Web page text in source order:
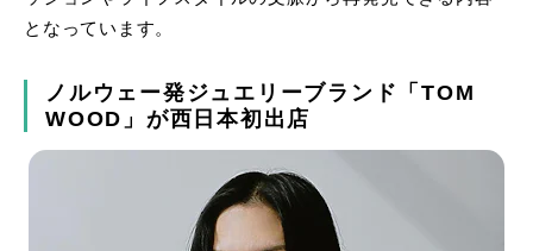
となっています。
ノルウェー発ジュエリーブランド「TOM
WOOD」が西日本初出店